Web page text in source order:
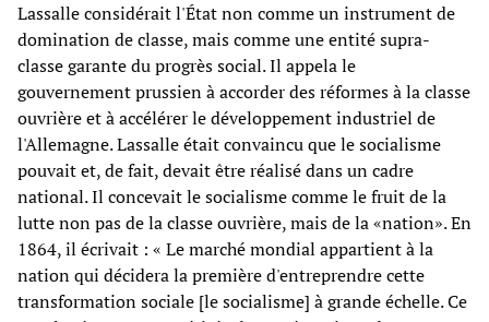
Lassalle considérait l'État non comme un instrument de
domination de classe, mais comme une entité supra-
classe garante du progrès social. Il appela le
gouvernement prussien à accorder des réformes à la classe
ouvrière et à accélérer le développement industriel de
l'Allemagne. Lassalle était convaincu que le socialisme
pouvait et, de fait, devait être réalisé dans un cadre
national. Il concevait le socialisme comme le fruit de la
lutte non pas de la classe ouvrière, mais de la «nation». En
1864, il écrivait : « Le marché mondial appartient à la
nation qui décidera la première d'entreprendre cette
transformation sociale [le socialisme] à grande échelle. Ce